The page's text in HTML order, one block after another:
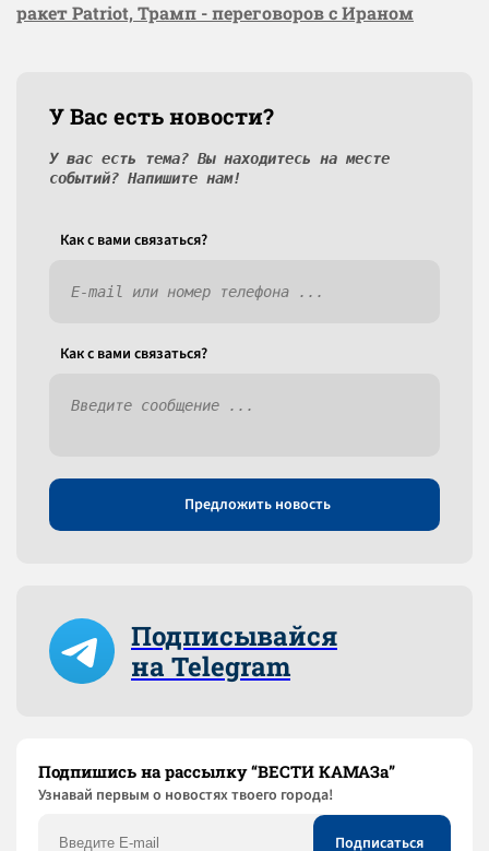
ракет Patriot, Трамп - переговоров с Ираном
У Вас есть новости?
У вас есть тема? Вы находитесь на месте
событий? Напишите нам!
Как c вами связаться?
Как c вами связаться?
Предложить новость
Подписывайся
на Telegram
Подпишись на рассылку “ВЕСТИ КАМАЗа”
Узнaвай первым о новостях твоего города!